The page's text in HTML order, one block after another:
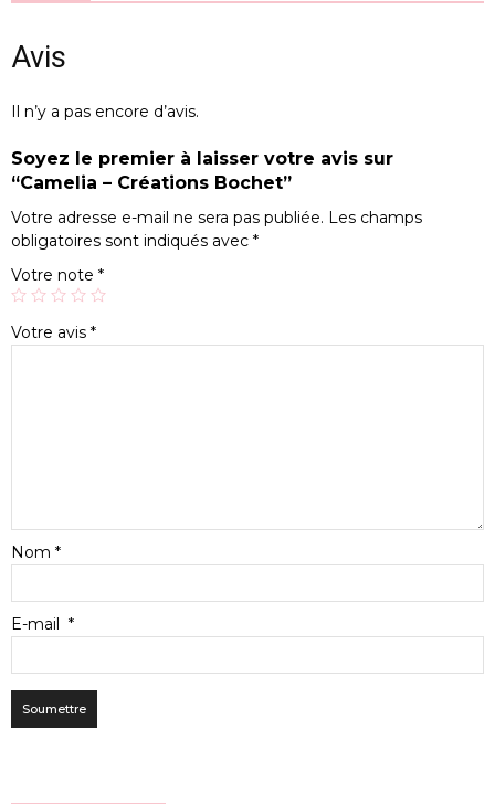
Avis
Il n’y a pas encore d’avis.
Soyez le premier à laisser votre avis sur
“Camelia – Créations Bochet”
Votre adresse e-mail ne sera pas publiée. Les champs
obligatoires sont indiqués avec *
Votre note *
Votre avis *
Nom *
E-mail *